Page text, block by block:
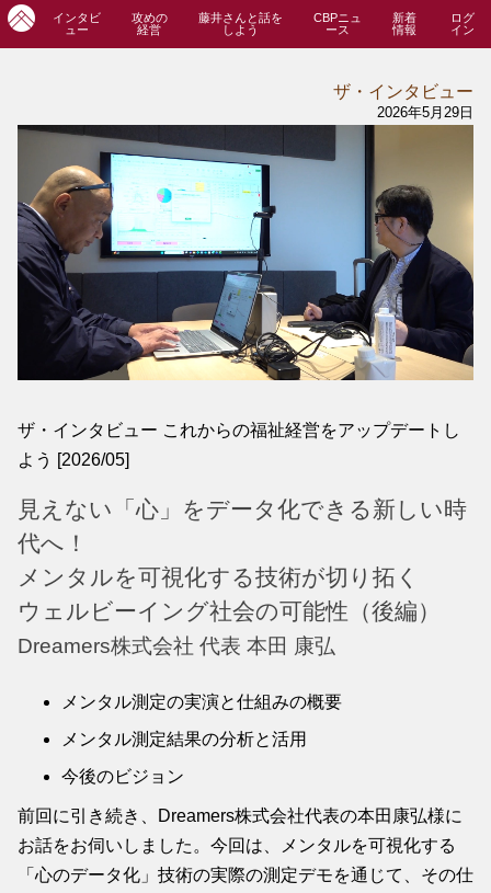
インタビ
ュー
攻めの
経営
藤井さんと話を
しよう
CBPニュ
ース
新着
情報
ログ
イン
ザ・インタビュー
2026年5月29日
ザ・インタビュー これからの福祉経営をアップデートし
よう [2026/05]
見えない「心」をデータ化できる新しい時
代へ！
メンタルを可視化する技術が切り拓く
ウェルビーイング社会の可能性（後編）
Dreamers株式会社 代表 本田 康弘
メンタル測定の実演と仕組みの概要
メンタル測定結果の分析と活用
今後のビジョン
前回に引き続き、Dreamers株式会社代表の本田康弘様に
お話をお伺いしました。今回は、メンタルを可視化する
「心のデータ化」技術の実際の測定デモを通じて、その仕